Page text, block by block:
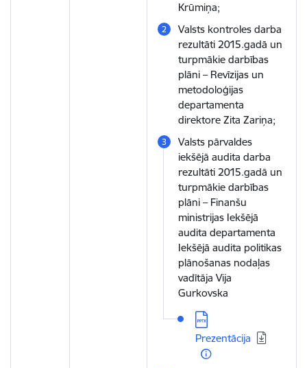
Krūmiņa;
Valsts kontroles darba
rezultāti 2015.gadā un
turpmākie darbības
plāni – Revīzijas un
metodoloģijas
departamenta
direktore Zita Zariņa;
Valsts pārvaldes
iekšējā audita darba
rezultāti 2015.gadā un
turpmākie darbības
plāni – Finanšu
ministrijas Iekšējā
audita departamenta
Iekšējā audita politikas
plānošanas nodaļas
vadītāja Vija
Gurkovska
Lejupielādēt:
Prezentācija